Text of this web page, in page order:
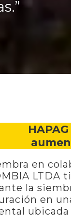
en
la
en